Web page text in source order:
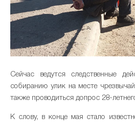
Сейчас ведутся следственные
собиранию улик на месте
также проводиться допрос 28-
К слову, в конце мая стало